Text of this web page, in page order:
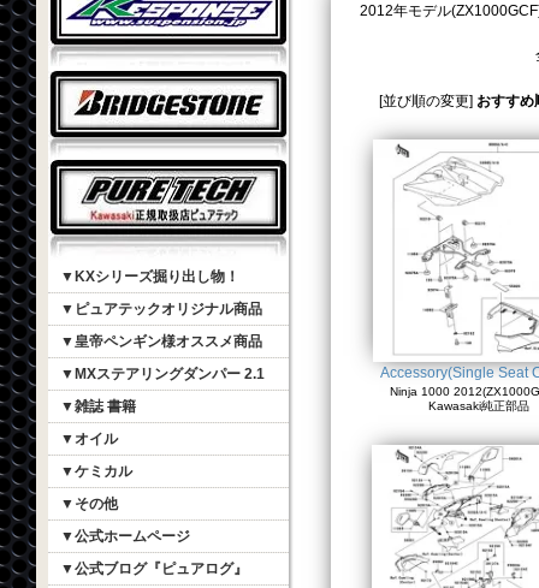
▼KXシリーズ掘り出し物！
▼ピュアテックオリジナル商品
▼皇帝ペンギン様オススメ商品
▼MXステアリングダンパー 2.1
▼雑誌 書籍
▼オイル
▼ケミカル
▼その他
▼公式ホームページ
▼公式ブログ『ピュアログ』
2012年モデル(ZX1000GCF)
[並び順の変更] おすすめ
Accessory(Single Seat
Ninja 1000
Kawasaki純正部品